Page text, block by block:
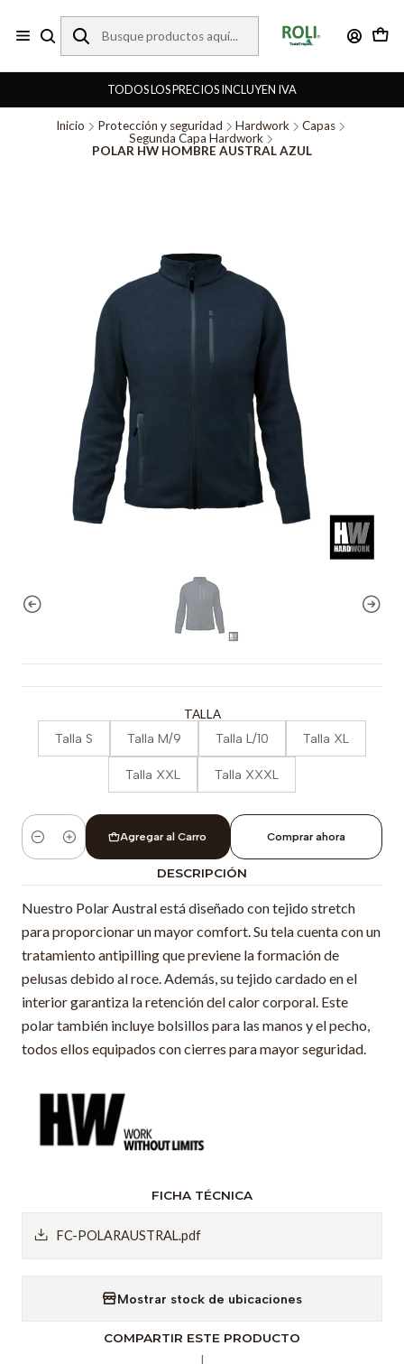
TODOS LOS PRECIOS INCLUYEN IVA
Inicio Protección y seguridad Hardwork
Capas
Segunda Capa Hardwork
POLAR HW HOMBRE AUSTRAL AZUL
TALLA
Talla S Talla M/9 Talla L/10 Talla XL
Talla XXL Talla XXXL
Cantidad
Agregar al Carro Comprar ahora
DESCRIPCIÓN
Nuestro Polar Austral está diseñado con tejido stretch
para proporcionar un mayor comfort. Su tela cuenta con un
tratamiento antipilling que previene la formación de
pelusas debido al roce. Además, su tejido cardado en el
interior garantiza la retención del calor corporal. Este
polar también incluye bolsillos para las manos y el pecho,
todos ellos equipados con cierres para mayor seguridad.
FICHA TÉCNICA
FC-POLARAUSTRAL.pdf
Mostrar stock de ubicaciones
COMPARTIR ESTE PRODUCTO